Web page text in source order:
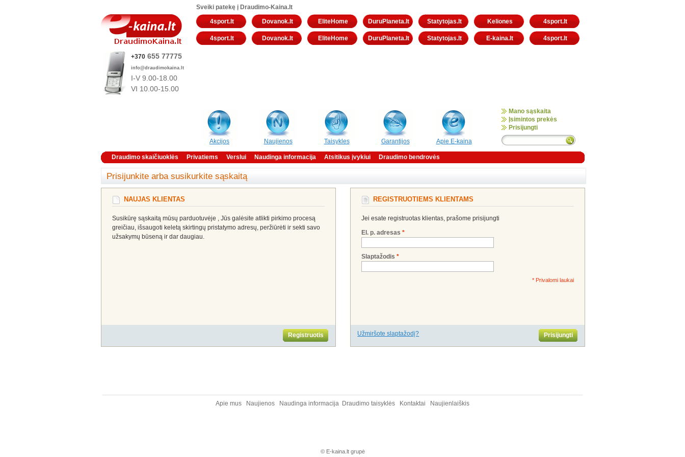
Sveiki patekę į Draudimo-Kaina.lt
4sport.lt
Dovanok.lt EliteHome DuruPlaneta.lt Statytojas.lt Keliones 4sport.lt
4sport.lt Dovanok.lt EliteHome DuruPlaneta.lt Statytojas.lt E-kaina.lt 4sport.lt
+370 655 77775
info@draudimokaina.lt
I-V 9.00-18.00
VI 10 .00-15.00
Akcijos Naujienos Taisykles Garantijos Apie E-kaina
Mano sąskaita
Įsimintos prekės
Prisijungti
Draudimo skaičiuoklės Privatiems Verslui Naudinga informacija Atsitikus įvykiui Draudimo bendrovės
Prisijunkite arba susikurkite sąskaitą
NAUJAS KLIENTAS
Susikūrę sąskaitą mūsų parduotuvėje , Jūs galėsite atlikti pirkimo procesą
greičiau, išsaugoti keletą skirtingų pristatymo adresų, peržiūrėti ir sekti savo
užsakymų būseną ir dar daugiau.
REGISTRUOTIEMS KLIENTAMS
Jei esate registruotas klientas, prašome prisijungti
*
El. p. adresas
*
Slaptažodis
* Privalomi laukai
Registruotis Užmiršote slaptažodį? Prisijungti
Apie mus Naujienos Naudinga informacija Draudimo taisyklės Kontaktai Naujienlaiškis
© E-kaina.lt grupė